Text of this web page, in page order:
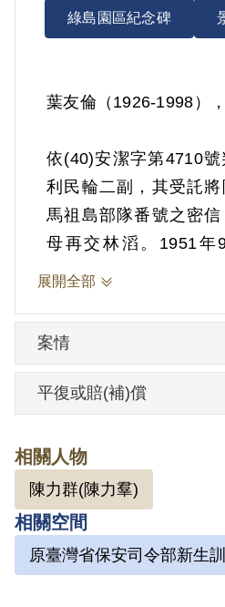
綠島園區紀念碑
葉友倫（1926-1998）
依(40)安潔字第4710
利民輪二副，其受託
馬祖島部隊番號之密
母再交林滔。1951年
1951年經臺灣省保安司
日交付感化。1956年1
其家屬於1999年10月
核通過予以補償。補償
其與同案叛亂犯陳力群
鄉同學，交誼密切，思
而予交付感化，屬思想
展開全部
案情
平復或賠(補)償
相關人物
陳力群(陳力羣)
相關空間
原臺灣省保安司令部新生